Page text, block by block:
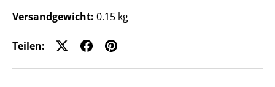
Versandgewicht: 0.15 kg
Teilen: